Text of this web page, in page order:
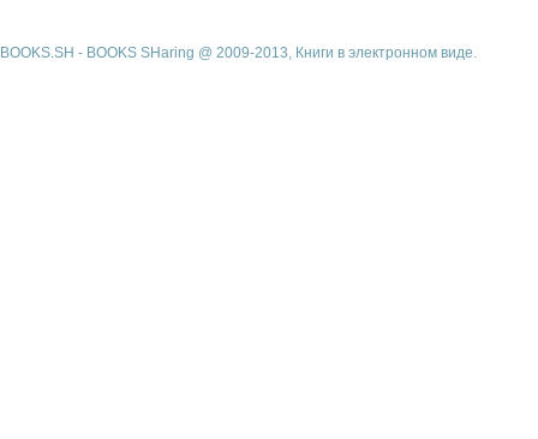
BOOKS.SH - BOOKS SHaring @ 2009-2013, Книги в электронном виде.